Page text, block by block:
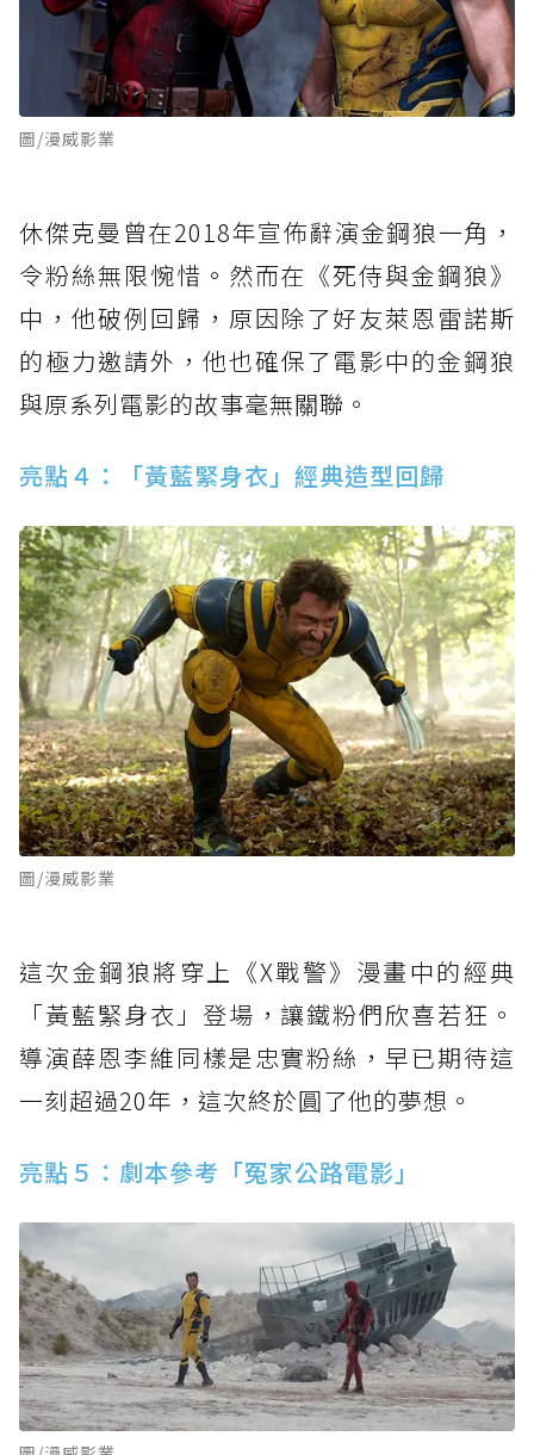
圖/漫威影業
休傑克曼曾在2018年宣佈辭演金鋼狼一角，
令粉絲無限惋惜。然而在《死侍與金鋼狼》
中，他破例回歸，原因除了好友萊恩雷諾斯
的極力邀請外，他也確保了電影中的金鋼狼
與原系列電影的故事毫無關聯。
亮點４：「黃藍緊身衣」經典造型回歸
圖/漫威影業
這次金鋼狼將穿上《X戰警》漫畫中的經典
「黃藍緊身衣」登場，讓鐵粉們欣喜若狂。
導演薛恩李維同樣是忠實粉絲，早已期待這
一刻超過20年，這次終於圓了他的夢想。
亮點５：劇本參考「冤家公路電影」